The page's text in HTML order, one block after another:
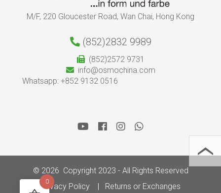
M/F, 220 Gloucester Road, Wan Chai, Hong Kong
(852)2832 9989
(852)2572 9731
info@osmochina.com
Whatsapp: +852 9132 0516
© 2026 Copyright 2023 - All Rights Reserved
Privacy Policy
Returns or Exchanges
0